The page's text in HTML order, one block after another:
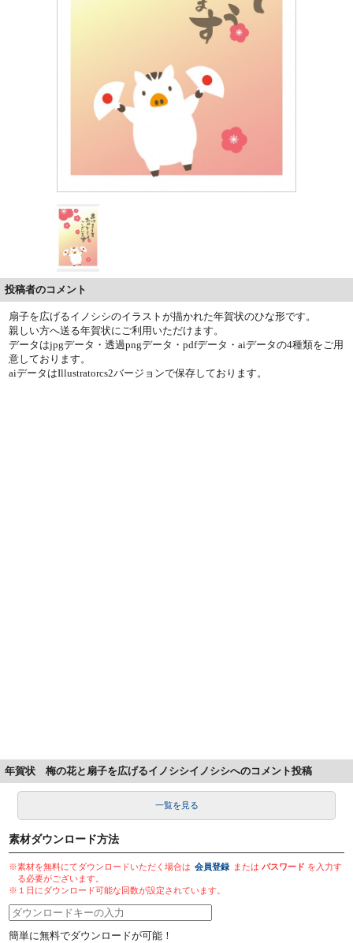
投稿者のコメント
扇子を広げるイノシシのイラストが描かれた年賀状のひな形です。
親しい方へ送る年賀状にご利用いただけます。
データはjpgデータ・透過pngデータ・pdfデータ・aiデータの4種類をご用
意しております。
aiデータはIllustratorcs2バージョンで保存しております。
年賀状 梅の花と扇子を広げるイノシシイノシシへのコメント投稿
一覧を見る
素材ダウンロード方法
※素材を無料にてダウンロードいただく場合は 会員登録 またはパスワード を入力す
る必要がございます。
※１日にダウンロード可能な回数が設定されています。
簡単に無料でダウンロードが可能！